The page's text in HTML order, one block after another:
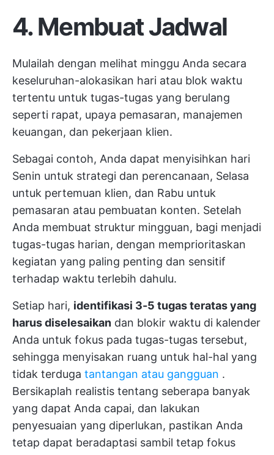
4. Membuat Jadwal
Mulailah dengan melihat minggu Anda secara
keseluruhan-alokasikan hari atau blok waktu
tertentu untuk tugas-tugas yang berulang
seperti rapat, upaya pemasaran, manajemen
keuangan, dan pekerjaan klien.
Sebagai contoh, Anda dapat menyisihkan hari
Senin untuk strategi dan perencanaan, Selasa
untuk pertemuan klien, dan Rabu untuk
pemasaran atau pembuatan konten. Setelah
Anda membuat struktur mingguan, bagi menjadi
tugas-tugas harian, dengan memprioritaskan
kegiatan yang paling penting dan sensitif
terhadap waktu terlebih dahulu.
Setiap hari, identifikasi 3-5 tugas teratas yang
harus diselesaikan dan blokir waktu di kalender
Anda untuk fokus pada tugas-tugas tersebut,
sehingga menyisakan ruang untuk hal-hal yang
tidak terduga tantangan atau gangguan .
Bersikaplah realistis tentang seberapa banyak
yang dapat Anda capai, dan lakukan
penyesuaian yang diperlukan, pastikan Anda
tetap dapat beradaptasi sambil tetap fokus